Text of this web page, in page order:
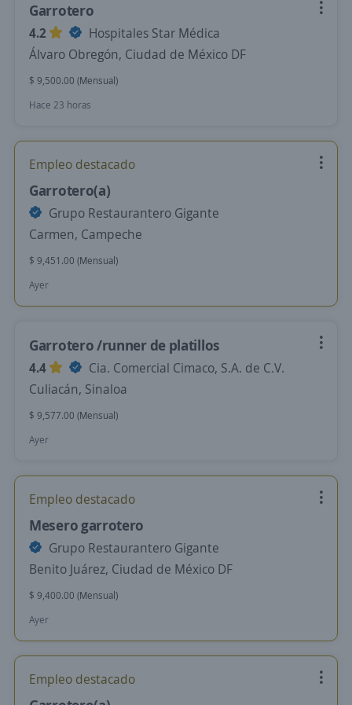
Garrotero
4.2
Hospitales Star Médica
Álvaro Obregón, Ciudad de México DF
$ 9,500.00 (Mensual)
Hace 23 horas
Empleo destacado
Garrotero(a)
Grupo Restaurantero Gigante
Carmen, Campeche
$ 9,451.00 (Mensual)
Ayer
Garrotero /runner de platillos
4.4
Cia. Comercial Cimaco, S.A. de C.V.
Culiacán, Sinaloa
$ 9,577.00 (Mensual)
Ayer
Empleo destacado
Mesero garrotero
Grupo Restaurantero Gigante
Benito Juárez, Ciudad de México DF
$ 9,400.00 (Mensual)
Ayer
Empleo destacado